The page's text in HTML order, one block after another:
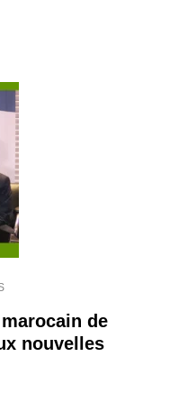
de
nouvelles